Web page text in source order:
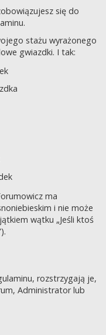
się do
stażu wyrażonego
gwiazdki. I tak:
ma
i nie może
wątku „Jeśli ktoś
rozstrzygają je,
Administrator lub